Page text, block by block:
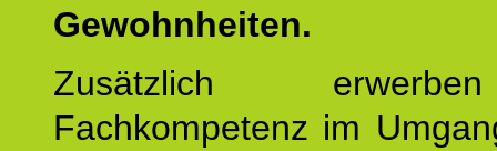
Gewohnheiten.
Zusätzlich
Fachkompetenz im